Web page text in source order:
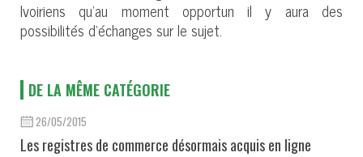
Ivoiriens qu’au moment opportun il y aura des
possibilités d’échanges sur le sujet.
DE LA MÊME CATÉGORIE
26/05/2015
Les registres de commerce désormais acquis en ligne